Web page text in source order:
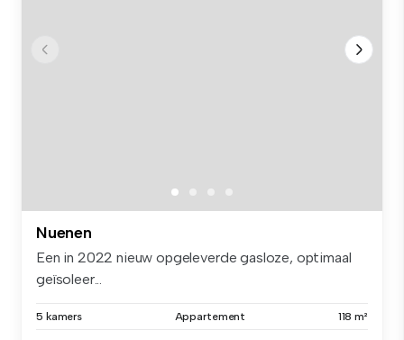
Nuenen
Een in 2022 nieuw opgeleverde gasloze, optimaal
geïsoleer...
5 kamers Appartement 118 m²